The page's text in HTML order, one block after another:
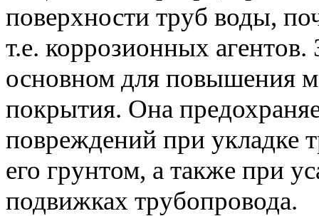
поверхности труб воды,
т.е. коррозионных
основном для повышения
покрытия. Она
повреждений при укладке
его грунтом, а также при
подвижках трубопровода.